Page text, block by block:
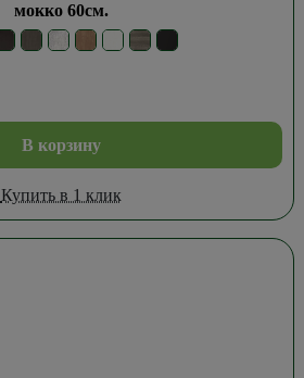
мокко 60см.
В корзину
Купить в 1 клик